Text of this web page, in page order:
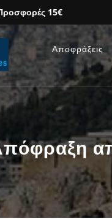
15€
Αποφράξεις